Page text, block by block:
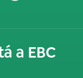
a EBC